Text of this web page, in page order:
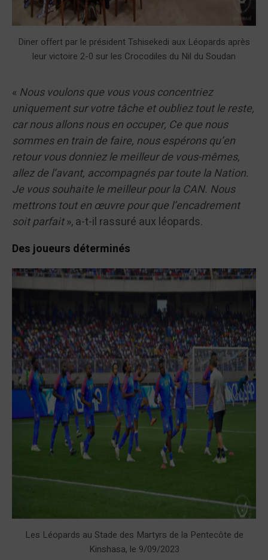
Diner offert par le président Tshisekedi aux Léopards après
leur victoire 2-0 sur les Crocodiles du Nil du Soudan
« Nous voulons que vous vous concentriez
uniquement sur votre tâche et oubliez tout le reste,
car nous allons nous en occuper, Ce que nous
sommes en train de faire, nous espérons qu’en
retour vous donniez le meilleur de vous-mêmes,
allez de l’avant, accompagnés par toute la Nation.
Je vous souhaite le meilleur pour la CAN. Nous
mettrons tout en œuvre pour que l’encadrement
soit parfait», a-t-il rassuré aux léopards.
Des joueurs déterminés
Les Léopards au Stade des Martyrs de la Pentecôte de
Kinshasa, le 9/09/2023